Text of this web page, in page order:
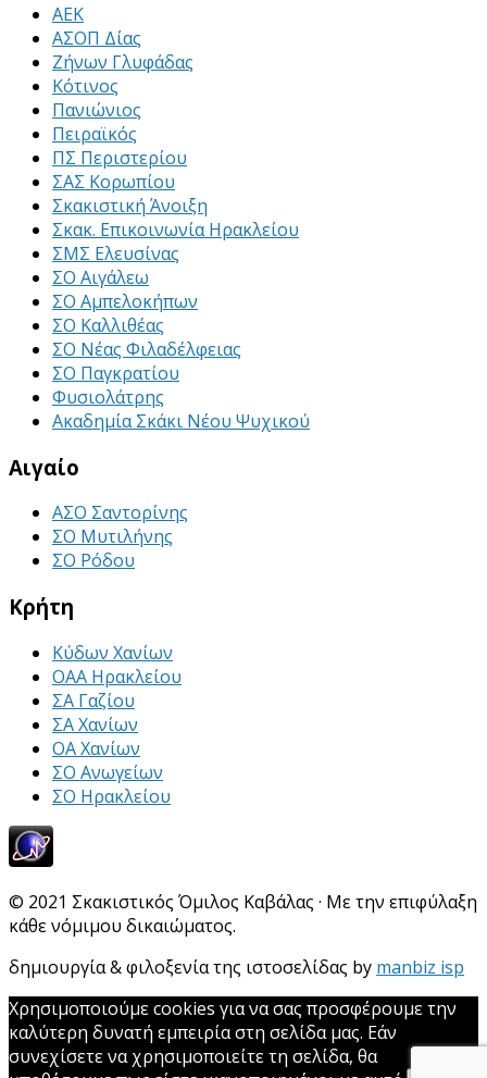
ΑΕΚ
ΑΣΟΠ Δίας
Ζήνων Γλυφάδας
Κότινος
Πανιώνιος
Πειραϊκός
ΠΣ Περιστερίου
ΣΑΣ Κορωπίου
Σκακιστική Άνοιξη
Σκακ. Επικοινωνία Ηρακλείου
ΣΜΣ Ελευσίνας
ΣΟ Αιγάλεω
ΣΟ Αμπελοκήπων
ΣΟ Καλλιθέας
ΣΟ Νέας Φιλαδέλφειας
ΣΟ Παγκρατίου
Φυσιολάτρης
Ακαδημία Σκάκι Νέου Ψυχικού
Αιγαίο
ΑΣΟ Σαντορίνης
ΣΟ Μυτιλήνης
ΣΟ Ρόδου
Κρήτη
Κύδων Χανίων
ΟΑΑ Ηρακλείου
ΣΑ Γαζίου
ΣΑ Χανίων
ΟΑ Χανίων
ΣΟ Ανωγείων
ΣΟ Ηρακλείου
© 2021 Σκακιστικός Όμιλος Καβάλας · Με την επιφύλαξη
κάθε νόμιμου δικαιώματος.
δημιουργία & φιλοξενία της ιστοσελίδας by manbiz isp
Χρησιμοποιούμε cookies για να σας προσφέρουμε την
καλύτερη δυνατή εμπειρία στη σελίδα μας. Εάν
συνεχίσετε να χρησιμοποιείτε τη σελίδα, θα